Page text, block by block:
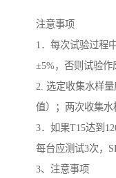
注意事项
1．每次试验过程
±5%，否则试验作
2. 选定收集水样
值）；两次收集水
3．如果T15达到
每台应测试3次，
3、注意事项